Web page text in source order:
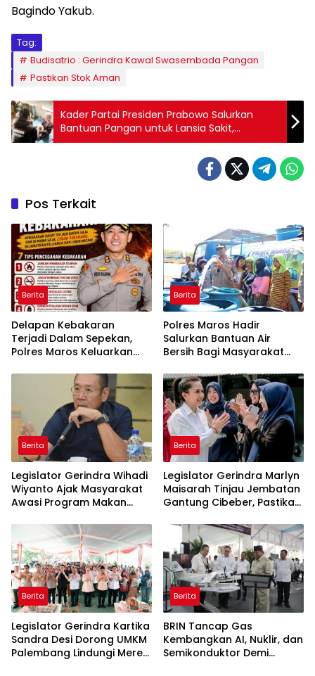
Bagindo Yakub.
Tag:
Budisatrio : Gerindra Kawal Swasembada Pangan
Pastikan Stok Aman
Kader Partai Presiden Prabowo Salurkan
Bantuan Pangan untuk Lansia Sakit,
Tegaskan Tak Boleh Ada Warga Berjuang
Pos Terkait
Berita
Delapan Kebakaran
Terjadi Dalam Sepekan,
Polres Maros Keluarkan
Masyarakat
Berita
Polres Maros Hadir
Salurkan Bantuan Air
Bersih Bagi Masyarakat
Di Maros
Berita
Legislator Gerindra Wihadi
Wiyanto Ajak Masyarakat
Awasi Program Makan
Sasaran
Berita
Legislator Gerindra Marlyn
Maisarah Tinjau Jembatan
Gantung Cibeber, Pastikan
Berita
Legislator Gerindra Kartika
Sandra Desi Dorong UMKM
Palembang Lindungi Merek
Berita
BRIN Tancap Gas
Kembangkan AI, Nuklir, dan
Semikonduktor Demi